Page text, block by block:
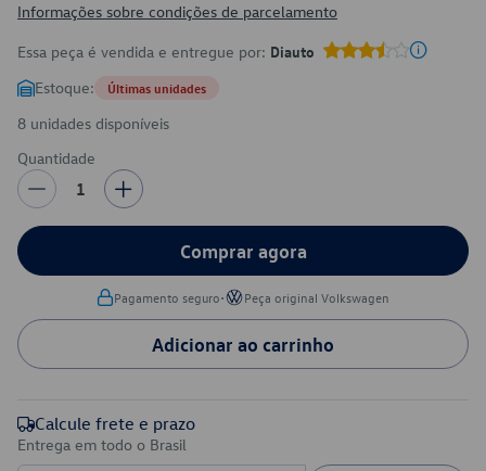
Informações sobre condições de parcelamento
Essa peça é vendida e entregue por: Diauto
Estoque: Últimas unidades
8 unidades disponíveis
Quantidade
1
Comprar agora
Pagamento seguro• Peça original Volkswagen
Adicionar ao carrinho
Calcule frete e prazo
Entrega em todo o Brasil